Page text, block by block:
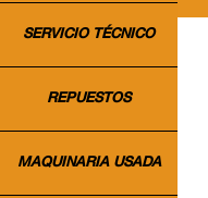
SERVICIO TÉCNICO
REPUESTOS
MAQUINARIA USADA